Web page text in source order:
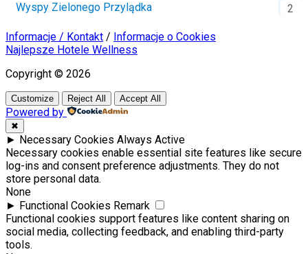
Wyspy Zielonego Przylądka
2
Informacje / Kontakt / Informacje o Cookies
Najlepsze Hotele Wellness
Copyright © 2026
Customize Reject All Accept All
Powered by
✖
► Necessary Cookies Always Active
Necessary cookies enable essential site features like secure
log-ins and consent preference adjustments. They do not
store personal data.
None
► Functional Cookies Remark
Functional cookies support features like content sharing on
social media, collecting feedback, and enabling third-party
tools.